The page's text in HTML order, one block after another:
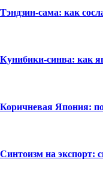
Тэндзин-сама: как
Кунибики-синва: как
Коричневая Япония:
Синтоизм на экспорт: